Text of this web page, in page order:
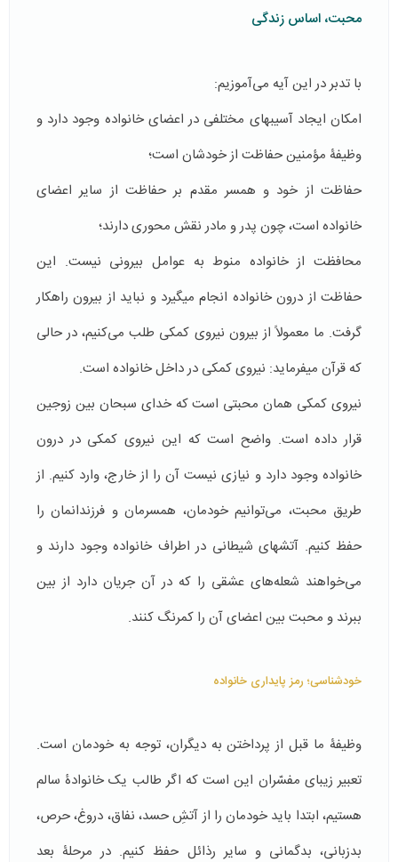
محبت، اساس زندگی
با تدبر در این آیه می‌آموزیم:
امکان ایجاد آسیب­های مختلفی در اعضای خانواده وجود دارد و
وظیفۀ مؤمنین حفاظت از خودشان است؛
حفاظت از خود و همسر مقدم بر حفاظت از سایر اعضای
خانواده است، چون پدر و مادر نقش محوری دارند؛
محافظت از خانواده منوط به عوامل بیرونی نیست. این
حفاظت از درون خانواده انجام می­گیرد و نباید از بیرون راهکار
گرفت. ما معمولاً از بیرون نیروی کمکی طلب می‌کنیم، در حالی
که قرآن می­فرماید: نیروی کمکی در داخل خانواده است.
نیروی کمکی همان محبتی است که خدای سبحان بین زوجین
قرار داده است. واضح است که این نیروی کمکی در درون
خانواده وجود دارد و نیازی نیست آن را از خارج، وارد کنیم. از
طریق محبت، می‌توانیم خودمان، همسرمان و فرزندانمان را
حفظ کنیم. آتش­های شیطانی در اطراف خانواده وجود دارند و
می‌خواهند شعله­‌های عشقی را که در آن جریان دارد از بین
ببرند و محبت بین اعضای آن را کمرنگ کنند.
خودشناسی؛ رمز پایداری خانواده
وظیفۀ ما قبل از پرداختن به دیگران، توجه به خودمان است.
تعبیر زیبای مفسّران این است که اگر طالب یک خانوادۀ سالم
هستیم، ابتدا باید خودمان را از آتشِ حسد، نفاق، دروغ، حرص،
بدزبانی، بدگمانی و سایر رذائل حفظ کنیم. در مرحلۀ بعد